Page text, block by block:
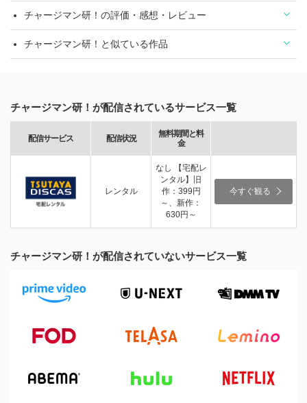
チャージマン研！の評価・感想・レビュー
チャージマン研！と似ている作品
チャージマン研！が配信されているサービス一覧
配信サービス 配信状況
無料期間と料
金
レンタル
なし 【宅配レ
ンタル】旧
作：399円
～、新作：
630円～
今すぐ観る
チャージマン研！が配信されていないサービス一覧